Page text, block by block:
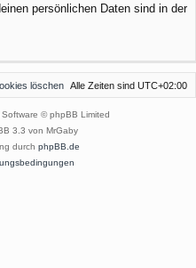
persönlichen Daten sind in der
Alle Zeiten sind UTC+02:00
löschen
© phpBB Limited
3.3 von MrGaby
durch phpBB.de